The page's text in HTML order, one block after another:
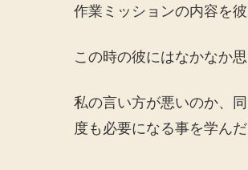
作業ミッションの内容を
この時の彼にはなかなか
私の言い方が悪いのか、
度も必要になる事を学ん